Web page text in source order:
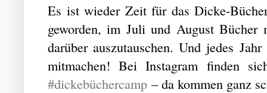
Es ist wieder Zeit für das Dicke-
geworden, im Juli und August
darüber auszutauschen. Und jedes
mitmachen! Bei Instagram finden
#dickebüchercamp – da kommen ganz